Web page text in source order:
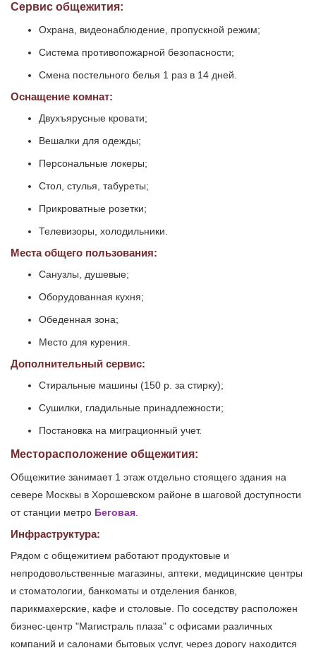
Сервис общежития:
Охрана, видеонаблюдение, пропускной режим;
Система противопожарной безопасности;
Смена постельного белья 1 раз в 14 дней.
Оснащение комнат:
Двухъярусные кровати;
Вешалки для одежды;
Персональные локеры;
Стол, стулья, табуреты;
Прикроватные розетки;
Телевизоры, холодильники.
Места общего пользования:
Санузлы, душевые;
Оборудованная кухня;
Обеденная зона;
Место для курения.
Дополнительный сервис:
Стиральные машины (150 р. за стирку);
Сушилки, гладильные принадлежности;
Постановка на миграционный учет.
Месторасположение общежития:
Общежитие занимает 1 этаж отдельно стоящего здания на
севере Москвы в Хорошевском районе в шаговой доступности
от станции метро Беговая.
Инфраструктура:
Рядом с общежитием работают продуктовые и
непродовольственные магазины, аптеки, медицинские центры
и стоматологии, банкоматы и отделения банков,
парикмахерские, кафе и столовые. По соседству расположен
бизнес-центр "Магистраль плаза" с офисами различных
компаний и салонами бытовых услуг, через дорогу находится